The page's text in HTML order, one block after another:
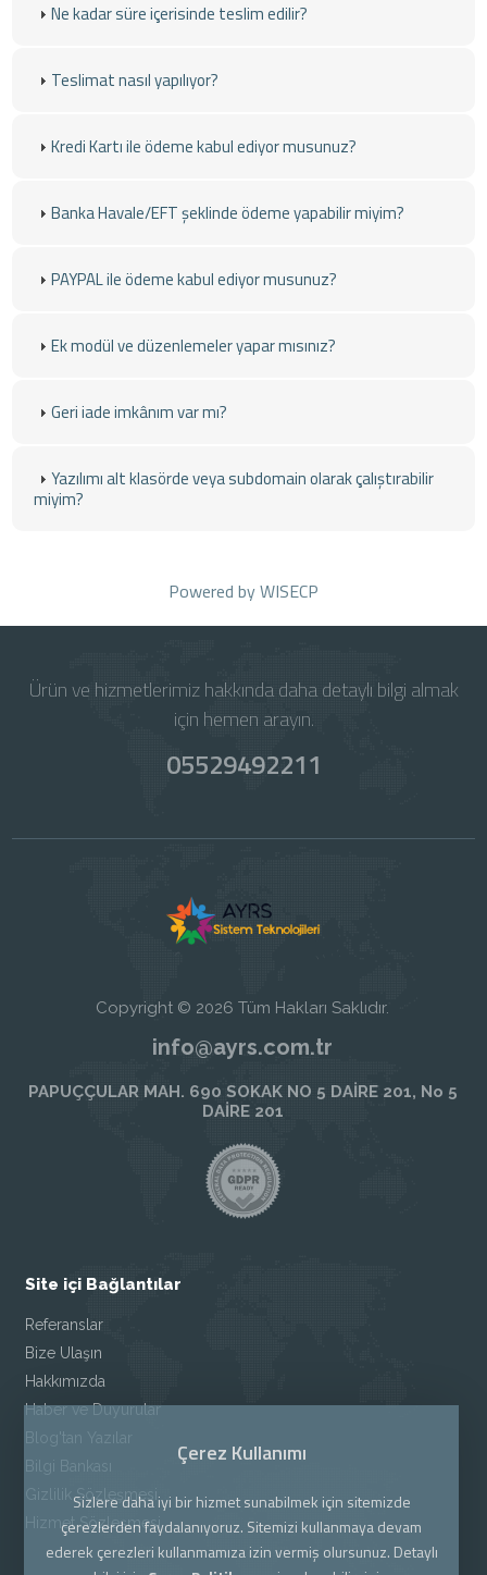
Ne kadar süre içerisinde teslim edilir?
Teslimat nasıl yapılıyor?
Kredi Kartı ile ödeme kabul ediyor musunuz?
Banka Havale/EFT şeklinde ödeme yapabilir miyim?
PAYPAL ile ödeme kabul ediyor musunuz?
Ek modül ve düzenlemeler yapar mısınız?
Geri iade imkânım var mı?
Yazılımı alt klasörde veya subdomain olarak çalıştırabilir
miyim?
Powered byWISECP
Ürün ve hizmetlerimiz hakkında daha detaylı bilgi almak
için hemen arayın.
05529492211
Copyright © 2026 Tüm Hakları Saklıdır.
info@ayrs.com.tr
PAPUÇÇULAR MAH. 690 SOKAK NO 5 DAİRE 201, No 5
DAİRE 201
Site içi Bağlantılar
Referanslar
Bize Ulaşın
Hakkımızda
Haber ve Duyurular
Blog'tan Yazılar
Bilgi Bankası
Gizlilik Sözleşmesi
Hizmet Sözleşmesi
Çerez Kullanımı
Sizlere daha iyi bir hizmet sunabilmek için sitemizde
çerezlerden faydalanıyoruz. Sitemizi kullanmaya devam
ederek çerezleri kullanmamıza izin vermiş olursunuz. Detaylı